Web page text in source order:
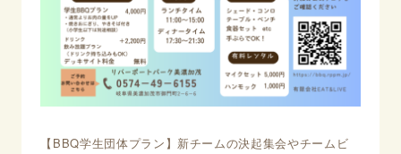
【BBQ学生団体プラン】新チームの決起集会やチームビ